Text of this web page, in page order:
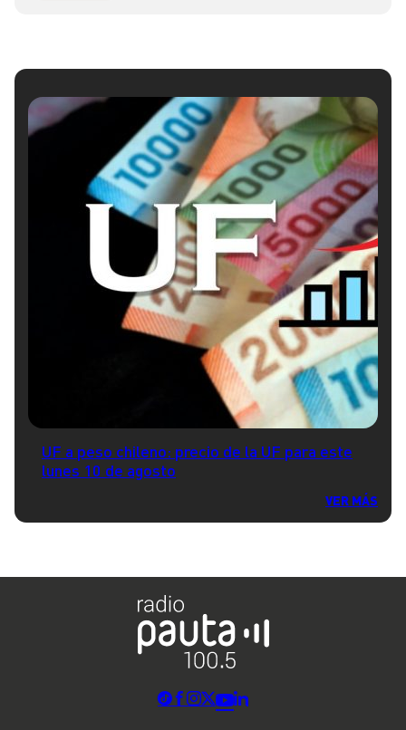
UF a peso chileno: precio de la UF para este
lunes 10 de agosto
VER MÁS